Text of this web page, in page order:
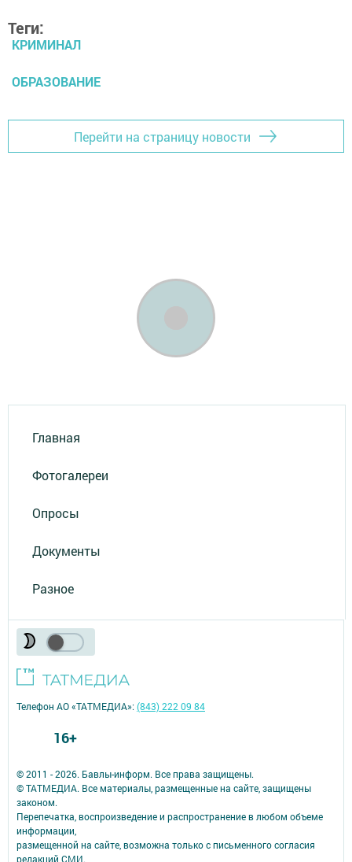
Теги:
КРИМИНАЛ
ОБРАЗОВАНИЕ
Перейти на страницу новости
Главная
Фотогалереи
Опросы
Документы
Разное
© 2011 - 2026. Бавлы-информ. Все права защищены.
© ТАТМЕДИА. Все материалы, размещенные на сайте, защищены
законом.
Перепечатка, воспроизведение и распространение в любом объеме
информации,
размещенной на сайте, возможна только с письменного согласия
редакций СМИ.
Телефон АО «ТАТМЕДИА»:(843) 222 09 84
16+